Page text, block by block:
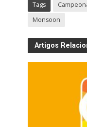
Tags
Monsoon
Artigos